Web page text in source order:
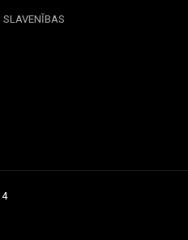
SLAVENĪBAS